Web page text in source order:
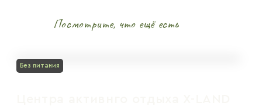
Посмотрите, что ещё есть
Без питания